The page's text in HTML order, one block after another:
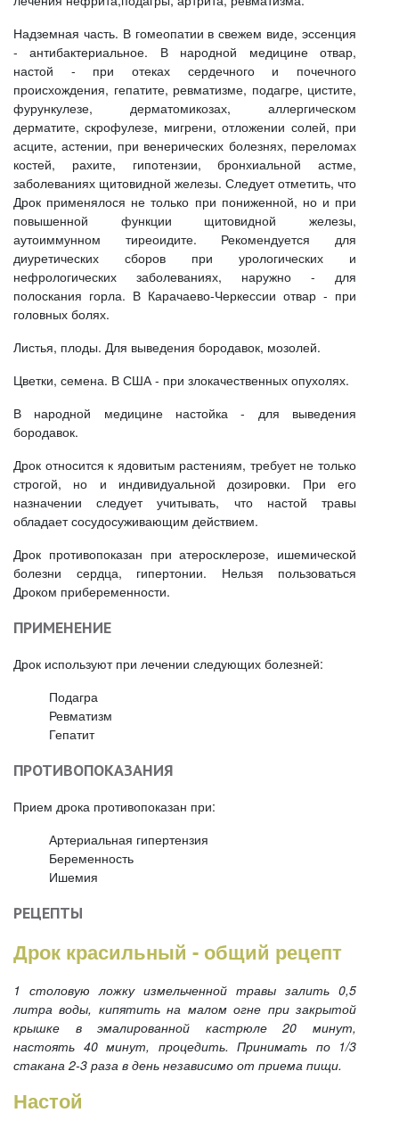
Надземная часть. В гомеопатии в свежем виде, эссенция
- антибактериальное. В народной медицине отвар,
настой - при отеках сердечного и почечного
происхождения, гепатите, ревматизме, подагре, цистите,
фурункулезе, дерматомикозах, аллергическом
дерматите, скрофулезе, мигрени, отложении солей, при
асците, астении, при венерических болезнях, переломах
костей, рахите, гипотензии, бронхиальной астме,
заболеваниях щитовидной железы. Следует отметить, что
Дрок применялося не только при пониженной, но и при
повышенной функции щитовидной железы,
аутоиммунном тиреоидите. Рекомендуется для
диуретических сборов при урологических и
нефрологических заболеваниях, наружно - для
полоскания горла. В Карачаево-Черкессии отвар - при
головных болях.
Листья, плоды. Для выведения бородавок, мозолей.
Цветки, семена. В США - при злокачественных опухолях.
В народной медицине настойка - для выведения
бородавок.
Дрок относится к ядовитым растениям, требует не только
строгой, но и индивидуальной дозировки. При его
назначении следует учитывать, что настой травы
обладает сосудосуживающим действием.
Дрок противопоказан при атеросклерозе, ишемической
болезни сердца, гипертонии. Нельзя пользоваться
Дроком прибеременности.
ПРИМЕНЕНИЕ
Дрок используют при лечении следующих болезней:
Подагра
Ревматизм
Гепатит
ПРОТИВОПОКАЗАНИЯ
Прием дрока противопоказан при:
Артериальная гипертензия
Беременность
Ишемия
РЕЦЕПТЫ
Дрок красильный - общий рецепт
1 столовую ложку измельченной травы залить 0,5
литра воды, кипятить на малом огне при закрытой
крышке в эмалированной кастрюле 20 минут,
настоять 40 минут, процедить. Принимать по 1/3
стакана 2-3 раза в день независимо от приема пищи.
Настой